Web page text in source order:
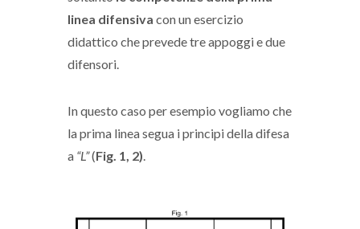
linea difensiva con un esercizio
didattico che prevede tre appoggi e due
difensori.
In questo caso per esempio vogliamo che
la prima linea segua i principi della difesa
a “L”(Fig. 1, 2)